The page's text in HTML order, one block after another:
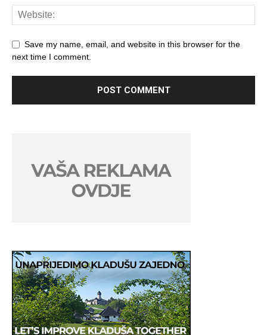
Save my name, email, and website in this browser for the
next time I comment.